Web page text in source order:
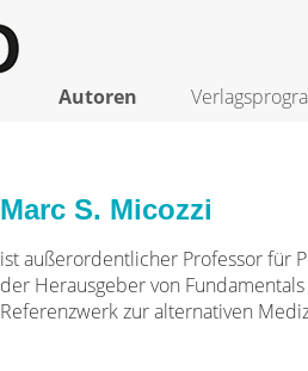
Autoren
Marc S. Micozzi
ist außerordentlicher Professor für
der Herausgeber von
Referenzwerk zur alternativen